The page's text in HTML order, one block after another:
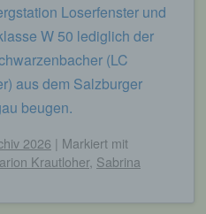
Loserfenster und
W 50 lediglich der
(LC
aus dem Salzburger
beugen.
2026 | Markiert mit
Krautloher, Sabrina